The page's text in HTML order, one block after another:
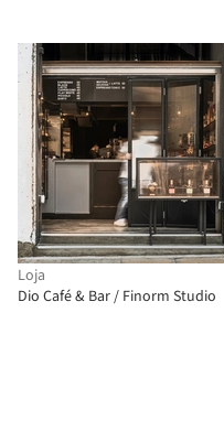
Loja
Dio Café & Bar / Finorm Studio